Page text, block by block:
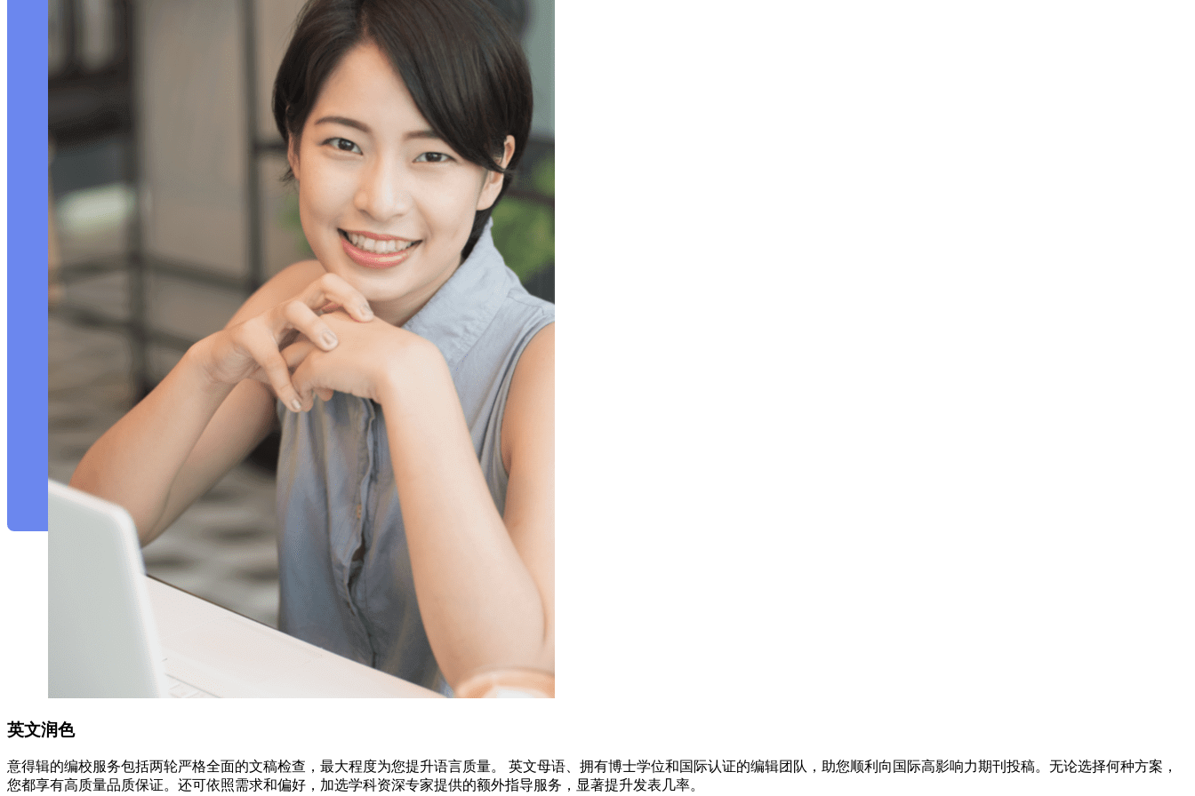
英文润色
意得辑的编校服务包括两轮严格全面的文稿检查，最大程度为您提升语言质量。 英文母语、拥有博士学位和国际认证的编辑团队，助您顺利向国际高影响力期刊投稿。无论选择何种方案，
您都享有高质量品质保证。还可依照需求和偏好，加选学科资深专家提供的额外指导服务，显著提升发表几率。